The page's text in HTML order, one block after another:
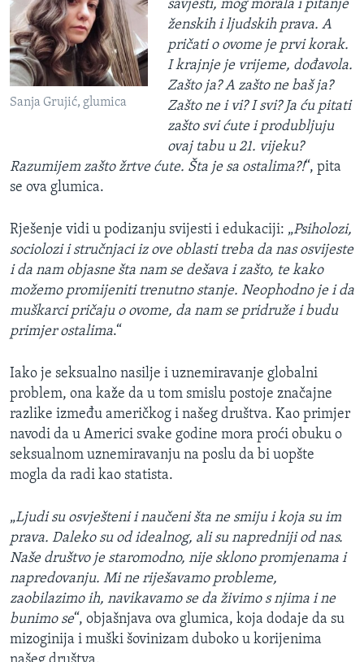
Sanja Grujić, glumica
savjesti, mog morala i pitanje
ženskih i ljudskih prava. A
pričati o ovome je prvi korak.
I krajnje je vrijeme, dođavola.
Zašto ja? A zašto ne baš ja?
Zašto ne i vi? I svi? Ja ću pitati
zašto svi ćute i produbljuju
ovaj tabu u 21. vijeku?
Razumijem zašto žrtve ćute. Šta je sa ostalima?!“, pita
se ova glumica.
Rješenje vidi u podizanju svijesti i edukaciji: „Psiholozi,
sociolozi i stručnjaci iz ove oblasti treba da nas osvijeste
i da nam objasne šta nam se dešava i zašto, te kako
možemo promijeniti trenutno stanje. Neophodno je i da
muškarci pričaju o ovome, da nam se pridruže i budu
primjer ostalima.“
Iako je seksualno nasilje i uznemiravanje globalni
problem, ona kaže da u tom smislu postoje značajne
razlike između američkog i našeg društva. Kao primjer
navodi da u Americi svake godine mora proći obuku o
seksualnom uznemiravanju na poslu da bi uopšte
mogla da radi kao statista.
„Ljudi su osvješteni i naučeni šta ne smiju i koja su im
prava. Daleko su od idealnog, ali su napredniji od nas.
Naše društvo je staromodno, nije sklono promjenama i
napredovanju. Mi ne riješavamo probleme,
zaobilazimo ih, navikavamo se da živimo s njima i ne
bunimo se“, objašnjava ova glumica, koja dodaje da su
mizoginija i muški šovinizam duboko u korijenima